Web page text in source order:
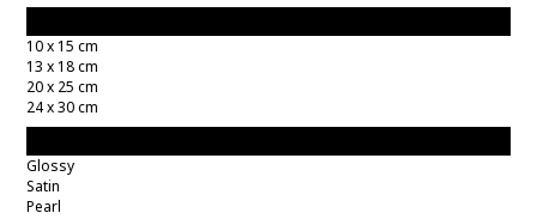
10 x 15 cm
13 x 18 cm
20 x 25 cm
24 x 30 cm
Glossy
Satin
Pearl